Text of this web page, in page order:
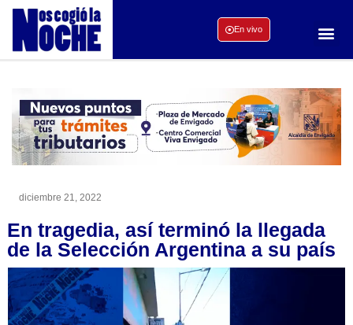
En vivo
diciembre 21, 2022
En tragedia, así terminó la llegada
de la Selección Argentina a su país